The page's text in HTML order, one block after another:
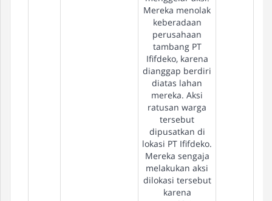
Mereka menolak
keberadaan
perusahaan
tambang PT
Ififdeko, karena
dianggap berdiri
diatas lahan
mereka. Aksi
ratusan warga
tersebut
dipusatkan di
lokasi PT Ififdeko.
Mereka sengaja
melakukan aksi
dilokasi tersebut
karena